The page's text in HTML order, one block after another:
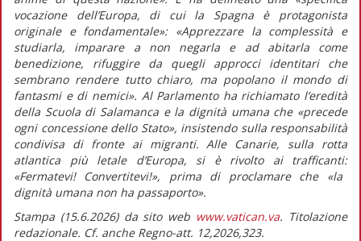
vocazione dell’Europa, di cui la Spagna è protagonista
originale e fondamentale»: «Apprezzare la complessità e
studiarla, imparare a non negarla e ad abitarla come
benedizione, rifuggire da quegli approcci identitari che
sembrano rendere tutto chiaro, ma popolano il mondo di
fantasmi e di nemici». Al Parlamento ha richiamato l’eredità
della Scuola di Salamanca e la dignità umana che«precede
ogni concessione dello Stato», insistendo sulla responsabilità
condivisa di fronte ai migranti. Alle Canarie, sulla rotta
atlantica più letale d’Europa, si è rivolto ai trafficanti:
«Fermatevi! Convertitevi!», prima di proclamare che«la
dignità umana non ha passaporto».
Stampa (15.6.2026) da sito web www.vatican.va. Titolazione
redazionale. Cf. anche Regno-att. 12,2026,323.